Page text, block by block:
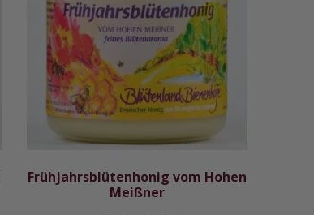
Frühjahrsblütenhonig vom Hohen
Meißner